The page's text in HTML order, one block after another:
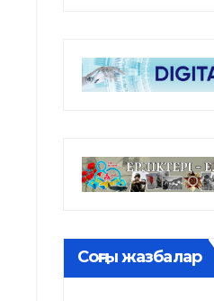
Соңғы жазбалар